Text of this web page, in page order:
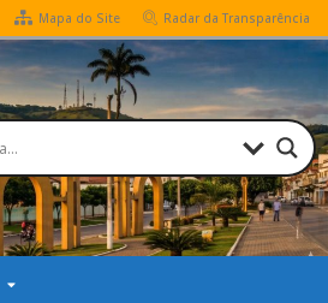
Mapa do Site Radar da Transparência